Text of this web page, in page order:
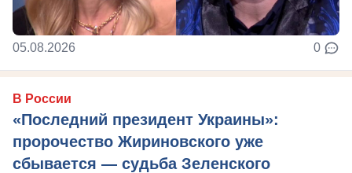
05.08.2026 0
В России
«Последний президент Украины»:
пророчество Жириновского уже
сбывается — судьба Зеленского